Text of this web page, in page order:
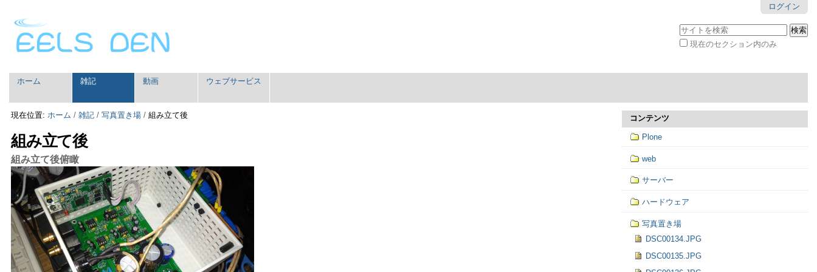
ン
ン
ツ
飛
|
ナ
ビ
ゲ
ー
シ
ン
に
飛
ぶ
ー
ナ
ル
ー
ログイン
サイトを検索
現在のセクション内のみ
検
セ
シ
ョ
ホーム 雑記 動画 ウェブサービス
現在位置: ホーム /雑記 /写真置き場 /組み立て後
組み立て後
組み立て後俯瞰
コンテンツ
Plone
web
サーバー
ハードウェア
写真置き場
DSC00134.JPG
DSC00135.JPG